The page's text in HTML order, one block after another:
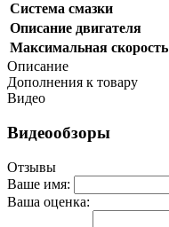
Система смазки
Описание двигателя
Максимальная скорость
Описание
Дополнения к товару
Видео
Видеообзоры
Отзывы
Ваше имя:
Ваша оценка: